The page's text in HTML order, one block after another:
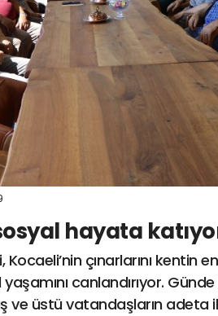
hayata
çınarlarını kentin
canlandırıyor.
ve üstü vatandaşların adeta